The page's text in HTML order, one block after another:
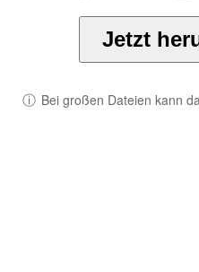
Jetzt
ⓘ Bei großen Dateien kann